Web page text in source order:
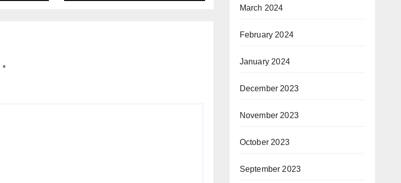
*
March 2024
February 2024
January 2024
December 2023
November 2023
October 2023
September 2023